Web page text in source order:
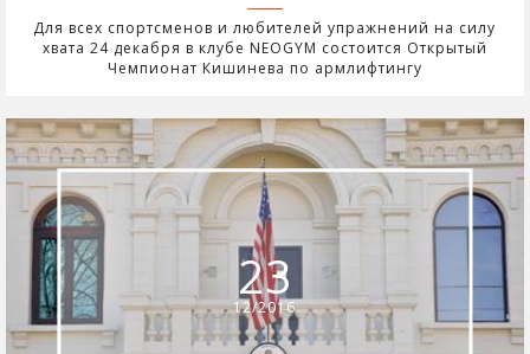
Для всех спортсменов и любителей упражнений на силу
хвата 24 декабря в клубе NEOGYM состоится Открытый
Чемпионат Кишинева по армлифтингу
23
12/2016